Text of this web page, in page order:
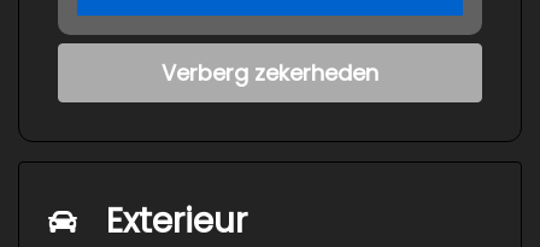
Verberg zekerheden
Exterieur